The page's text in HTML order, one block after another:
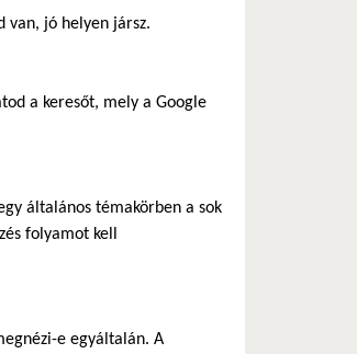
van, jó helyen jársz.
a keresőt, mely a Google
általános témakörben a sok
folyamot kell
e egyáltalán. A